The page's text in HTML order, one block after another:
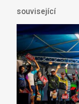
související